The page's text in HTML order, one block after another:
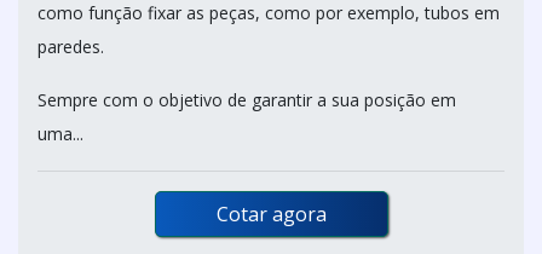
como função fixar as peças, como por exemplo, tubos em
paredes.
Sempre com o objetivo de garantir a sua posição em
uma...
Cotar agora